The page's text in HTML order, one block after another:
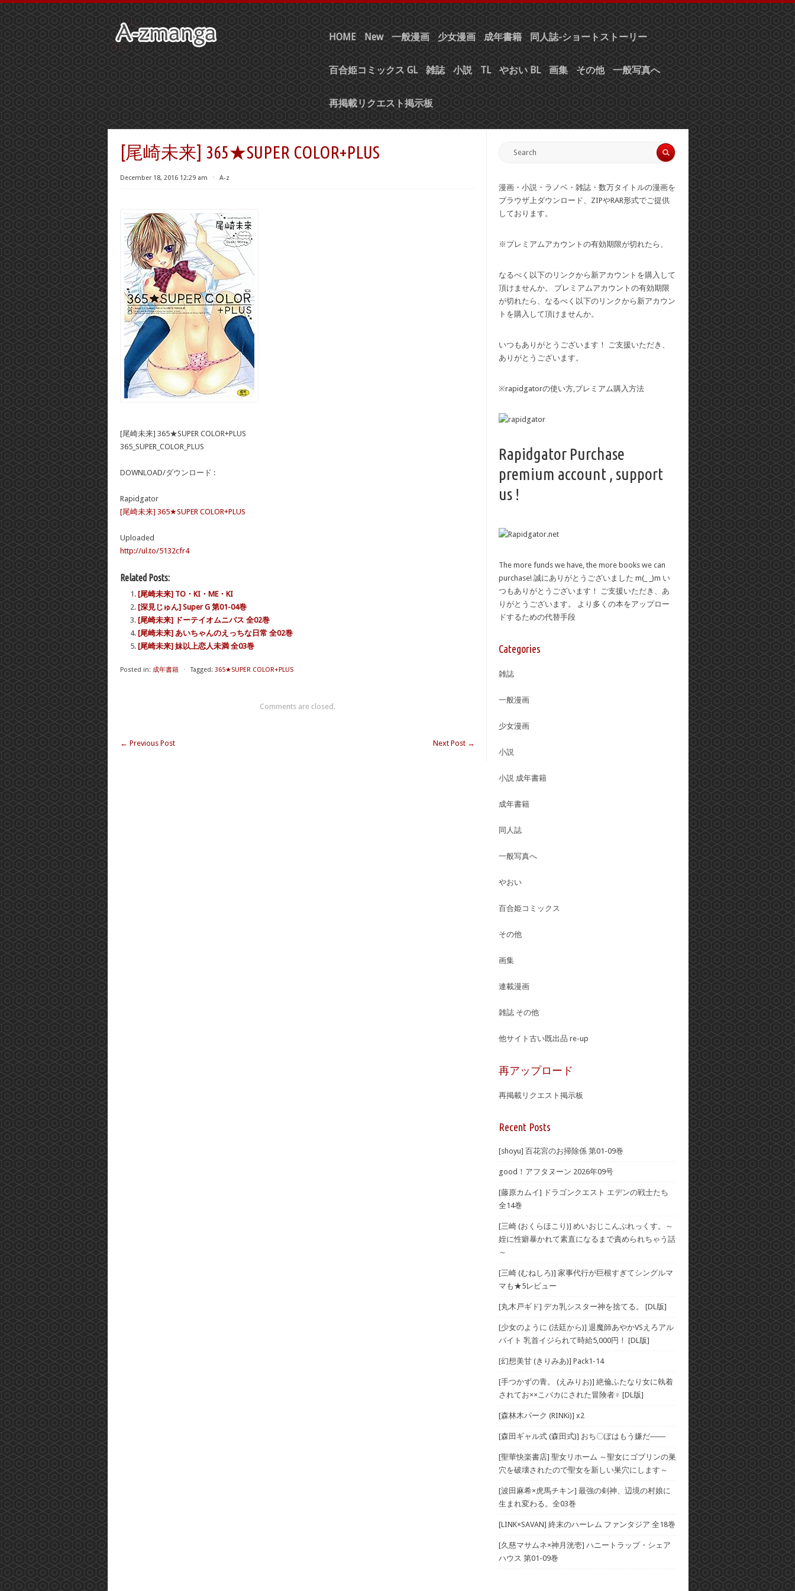
HOME New 一般漫画 少女漫画 成年書籍 同人誌-ショートストーリー
百合姫コミックス GL 雑誌 小説 TL やおい BL 画集 その他 一般写真へ
再掲載リクエスト掲示板
[尾崎未来] 365★SUPER COLOR+PLUS
December 18, 2016 12:29 am ⋅ A-z
[尾崎未来] 365★SUPER COLOR+PLUS
365_SUPER_COLOR_PLUS
DOWNLOAD/ダウンロード :
Rapidgator
[尾崎未来] 365★SUPER COLOR+PLUS
Uploaded
http://ul.to/5132cfr4
Related Posts:
[尾崎未来] TO・KI・ME・KI
[深見じゅん] Super G 第01-04巻
[尾崎未来] ドーテイオムニバス 全02巻
[尾崎未来] あいちゃんのえっちな日常 全02巻
[尾崎未来] 妹以上恋人未満 全03巻
Posted in: 成年書籍 ⋅ Tagged: 365★SUPER COLOR+PLUS
Comments are closed.
← Previous Post Next Post →
漫画・小説・ラノベ・雑誌・数万タイトルの漫画を
ブラウザ上ダウンロード、ZIPやRAR形式でご提供
しております。
※プレミアムアカウントの有効期限が切れたら、
なるべく以下のリンクから新アカウントを購入して
頂けませんか。 プレミアムアカウントの有効期限
が切れたら、なるべく以下のリンクから新アカウン
トを購入して頂けませんか。
いつもありがとうございます！ ご支援いただき、
ありがとうございます。
※rapidgatorの使い方,プレミアム購入方法
Rapidgator Purchase
premium account , support
us !
The more funds we have, the more books we can
purchase! 誠にありがとうございました m(_ _)m い
つもありがとうございます！ ご支援いただき、あ
りがとうございます。 より多くの本をアップロー
ドするための代替手段
Categories
雑誌
一般漫画
少女漫画
小説
小説 成年書籍
成年書籍
同人誌
一般写真へ
やおい
百合姫コミックス
その他
画集
連載漫画
雑誌 その他
他サイト古い既出品 re-up
再アップロード
再掲載リクエスト掲示板
Recent Posts
[shoyu] 百花宮のお掃除係 第01-09巻
good！アフタヌーン 2026年09号
[藤原カムイ] ドラゴンクエスト エデンの戦士たち
全14巻
[三崎 (おくらほこり)] めいおじこんぷれっくす。～
姪に性癖暴かれて素直になるまで責められちゃう話
～
[三崎 (むねしろ)] 家事代行が巨根すぎてシングルマ
マも★5レビュー
[丸木戸ギド] デカ乳シスター神を捨てる。 [DL版]
[少女のように (法廷から)] 退魔師あやかVSえろアル
バイト 乳首イジられて時給5,000円！ [DL版]
[幻想美甘 (きりみあ)] Pack1-14
[手つかずの青。 (えみりお)] 絶倫ふたなり女に執着
されてお××こバカにされた冒険者♀ [DL版]
[森林木パーク (RINKi)] x2
[森田ギャル式 (森田式)] おち〇ぽはもう嫌だ――
[聖華快楽書店] 聖女リホーム ～聖女にゴブリンの巣
穴を破壊されたので聖女を新しい巣穴にします～
[波田麻希×虎馬チキン] 最強の剣神、辺境の村娘に
生まれ変わる。全03巻
[LINK×SAVAN] 終末のハーレム ファンタジア 全18巻
[久慈マサムネ×神月洸壱] ハニートラップ・シェア
ハウス 第01-09巻